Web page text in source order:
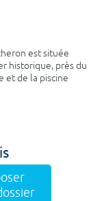
est située
historique, près du
et de la piscine